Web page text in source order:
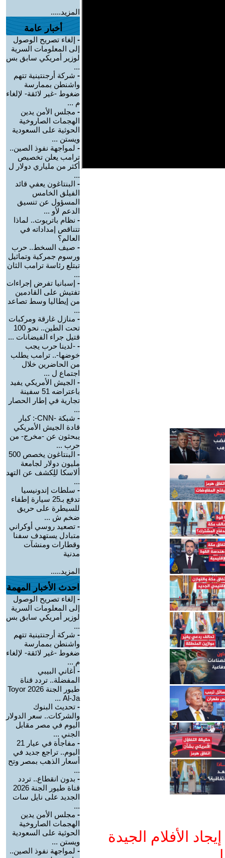
الأفلام الجيدة
المزيد.....
أخبار عامة
- إلغاء تصريح الوصول
إلى المعلومات السرية
لوزير أمريكي سابق بس
...
- شركة أرجنتينية تتهم
واشنطن بممارسة
ضغوط -غير لائقة- لإلغاء
م ...
- مجلس الأمن يدين
الهجمات الصاروخية
الحوثية على السعودية
ويستن ...
- لمواجهة نفوذ الصين..
ترامب يعلن تخصيص
أكثر من ملياري دولار ل
...
- البنتاغون يعفي قائد
الفيلق الخامس
المسؤول عن تنسيق
الدعم لأو ...
- نظام باتريوت.. لماذا
تتناقص إمداداته في
العالم؟
- صيف السخط.. حرب
ورسوم جمركية وتماثيل
تبتلع رئاسة ترامب الثان
...
- إسبانيا تفرض إجراءات
تفتيش على القادمين
من إيطاليا وسط تصاعد
...
- منازل غارقة ومركبات
تحت الطين.. نحو 100
قتيل جراء الفيضانات ...
- -لدينا حرب يجب
خوضها-.. ترامب يطلب
من الحاضرين خلال
اجتماع ل ...
- الجيش الأمريكي يفيد
باعتراضه 51 سفينة
تجارية في إطار الحصار
...
-
شبكة -CNN-: كبار
قادة الجيش الأمريكي
يبحثون عن -مخرج- من
حرب ...
-
البنتاغون يخصص 500
مليون دولار لجامعة
ألاسكا للِكشف عن التهد
...
- سلطات إندونيسيا
تدفع بـ25 سيارة إطفاء
للسيطرة على حريق
ضخم ش ...
- تصعيد روسي أوكراني
متبادل يستهدف سفنا
وقطارات ومنشآت
مدنية
المزيد.....
احدث الأخبار المهمة
- إلغاء تصريح الوصول
إلى المعلومات السرية
لوزير أمريكي سابق بس
...
- شركة أرجنتينية تتهم
واشنطن بممارسة
ضغوط -غير لائقة- لإلغاء
م ...
- أغاني البيبي
المفضلة.. تردد قناة
طيور الجنة 2026 Toyor
Al-Ja ...
- تحديث البنوك
والشركات.. سعر الدولار
اليوم في مصر مقابل
الجني ...
-
مفاجأة في عيار 21
اليوم.. تراجع جديد في
أسعار الذهب بمصر وتح
...
- بدون انقطاع.. تردد
قناة طيور الجنة 2026
الجديد على نايل سات
...
- مجلس الأمن يدين
الهجمات الصاروخية
الحوثية على السعودية
ويستن ...
- لمواجهة نفوذ الصين..